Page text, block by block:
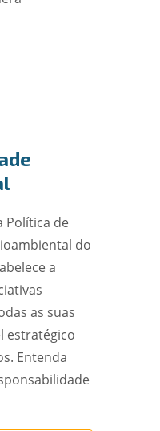
Política de
do
a
as suas
estratégico
Entenda